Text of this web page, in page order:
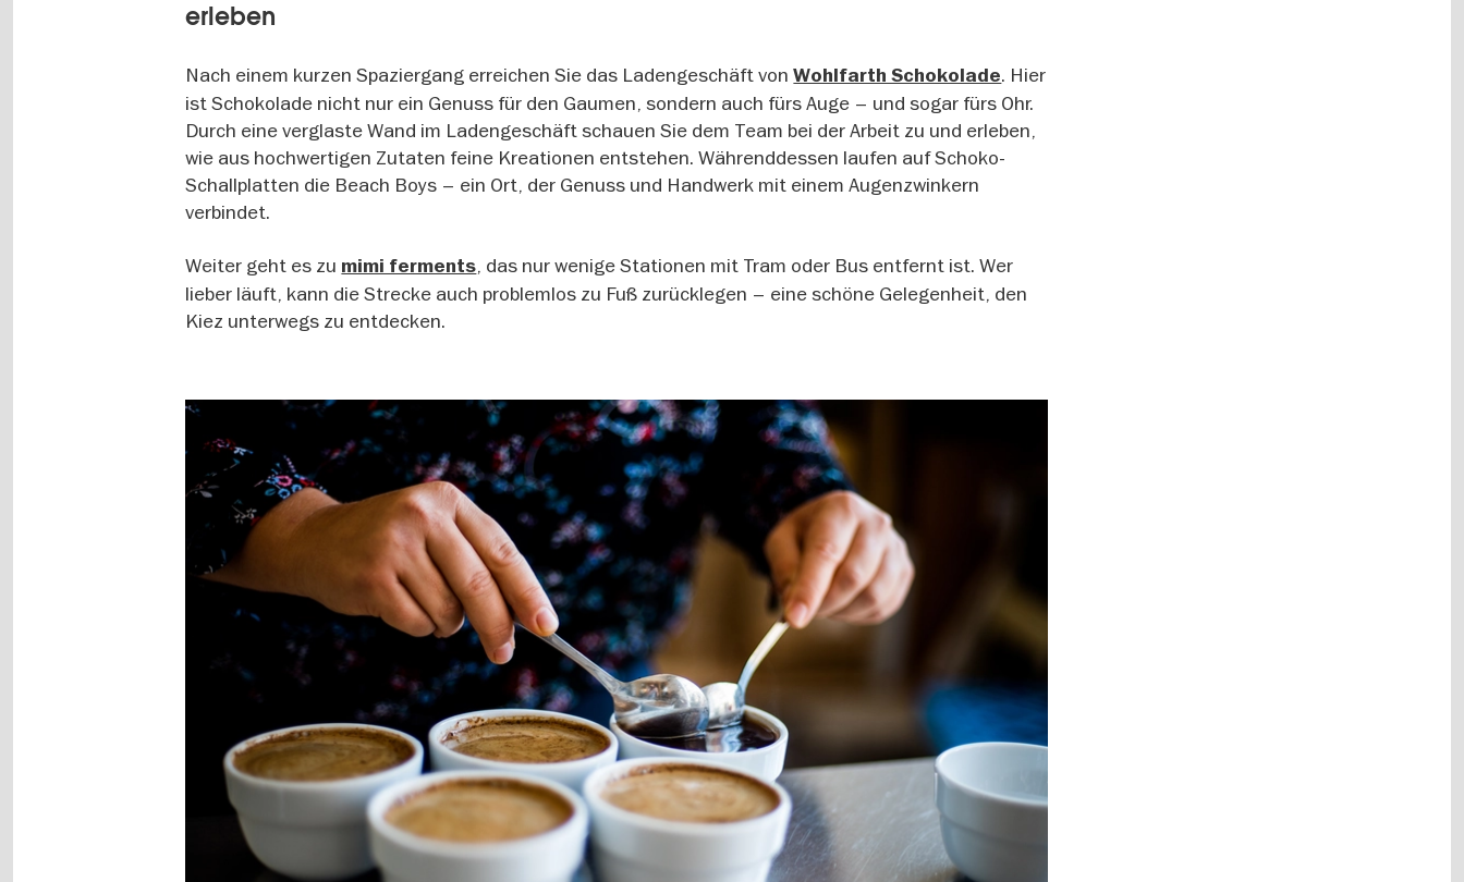
erleben
Nach einem kurzen Spaziergang erreichen Sie das Ladengeschäft vonWohlfarth Schokolade. Hier
ist Schokolade nicht nur ein Genuss für den Gaumen, sondern auch fürs Auge – und sogar fürs Ohr.
Durch eine verglaste Wand im Ladengeschäft schauen Sie dem Team bei der Arbeit zu und erleben,
wie aus hochwertigen Zutaten feine Kreationen entstehen. Währenddessen laufen auf Schoko-
Schallplatten die Beach Boys – ein Ort, der Genuss und Handwerk mit einem Augenzwinkern
verbindet.
Weiter geht es zu mimi ferments, das nur wenige Stationen mit Tram oder Bus entfernt ist. Wer
lieber läuft, kann die Strecke auch problemlos zu Fuß zurücklegen – eine schöne Gelegenheit, den
Kiez unterwegs zu entdecken.
Image
gallery